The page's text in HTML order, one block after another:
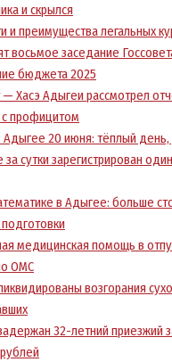
и скрылся
и преимущества легальных
восьмое заседание
бюджета 2025
— Хасэ Адыгеи рассмотрел
профицитом
Адыгее 20 июня: тёплый
сутки зарегистрирован
в Адыгее: больше
медицинская помощь в
ОМС
возгорания
32-летний приезжий